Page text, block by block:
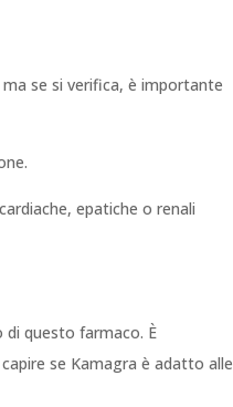
se si verifica, è importante
epatiche o renali
di questo farmaco. È
se Kamagra è adatto alle